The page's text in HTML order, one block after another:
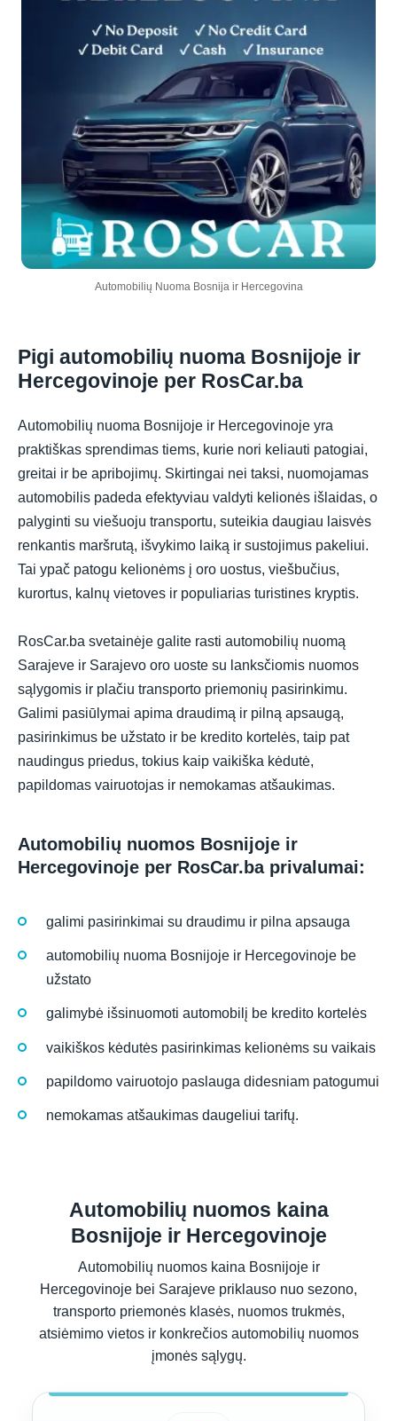
Automobilių Nuoma Bosnija ir Hercegovina
Pigi automobilių nuoma Bosnijoje ir
Hercegovinoje per RosCar.ba
Automobilių nuoma Bosnijoje ir Hercegovinoje yra
praktiškas sprendimas tiems, kurie nori keliauti patogiai,
greitai ir be apribojimų. Skirtingai nei taksi, nuomojamas
automobilis padeda efektyviau valdyti kelionės išlaidas, o
palyginti su viešuoju transportu, suteikia daugiau laisvės
renkantis maršrutą, išvykimo laiką ir sustojimus pakeliui.
Tai ypač patogu kelionėms į oro uostus, viešbučius,
kurortus, kalnų vietoves ir populiarias turistines kryptis.
RosCar.ba svetainėje galite rasti automobilių nuomą
Sarajeve ir Sarajevo oro uoste su lanksčiomis nuomos
sąlygomis ir plačiu transporto priemonių pasirinkimu.
Galimi pasiūlymai apima draudimą ir pilną apsaugą,
pasirinkimus be užstato ir be kredito kortelės, taip pat
naudingus priedus, tokius kaip vaikiška kėdutė,
papildomas vairuotojas ir nemokamas atšaukimas.
Automobilių nuomos Bosnijoje ir
Hercegovinoje per RosCar.ba privalumai:
galimi pasirinkimai su draudimu ir pilna apsauga
automobilių nuoma Bosnijoje ir Hercegovinoje be
užstato
galimybė išsinuomoti automobilį be kredito kortelės
vaikiškos kėdutės pasirinkimas kelionėms su vaikais
papildomo vairuotojo paslauga didesniam patogumui
nemokamas atšaukimas daugeliui tarifų.
Automobilių nuomos kaina
Bosnijoje ir Hercegovinoje
Automobilių nuomos kaina Bosnijoje ir
Hercegovinoje bei Sarajeve priklauso nuo sezono,
transporto priemonės klasės, nuomos trukmės,
atsiėmimo vietos ir konkrečios automobilių nuomos
įmonės sąlygų.